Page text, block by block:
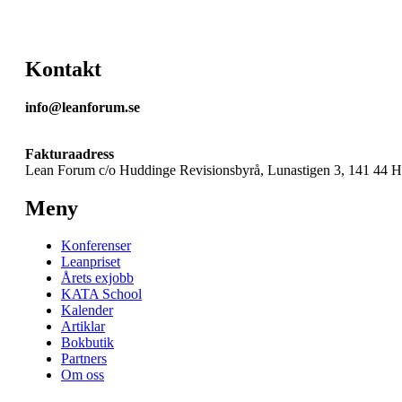
Kontakt
info@leanforum.se
Fakturaadress
Lean Forum c/o Huddinge Revisionsbyrå, Lunastigen 3, 141 44
Meny
Konferenser
Leanpriset
Årets exjobb
KATA School
Kalender
Artiklar
Bokbutik
Partners
Om oss